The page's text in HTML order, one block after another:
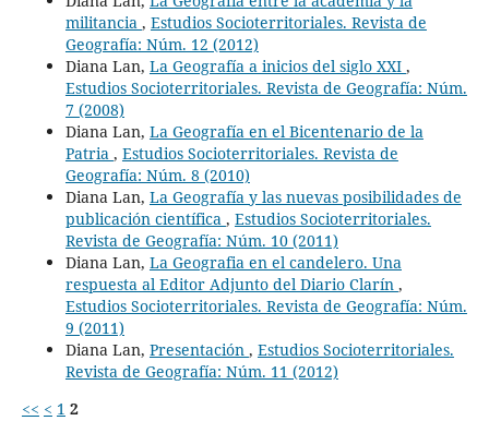
militancia , Estudios Socioterritoriales. Revista de
Geografía: Núm. 12 (2012)
Diana Lan, La Geografía a inicios del siglo XXI ,
Estudios Socioterritoriales. Revista de Geografía: Núm.
7 (2008)
Diana Lan, La Geografía en el Bicentenario de la
Patria , Estudios Socioterritoriales. Revista de
Geografía: Núm. 8 (2010)
Diana Lan, La Geografía y las nuevas posibilidades de
publicación científica , Estudios Socioterritoriales.
Revista de Geografía: Núm. 10 (2011)
Diana Lan, La Geografia en el candelero. Una
respuesta al Editor Adjunto del Diario Clarín ,
Estudios Socioterritoriales. Revista de Geografía: Núm.
9 (2011)
Diana Lan, Presentación , Estudios Socioterritoriales.
Revista de Geografía: Núm. 11 (2012)
<< < 1 2